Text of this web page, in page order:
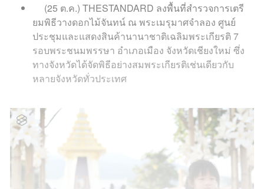
(25 ต.ค.) THESTANDARD ลงพื้นที่สำรวจการเตรี
ยมพิธีวางดอกไม้จันทน์ ณ พระเมรุมาศจำลอง ศูนย์
ประชุมและแสดงสินค้านานาชาติเฉลิมพระเกียรติ 7
รอบพระชนมพรรษา อำเภอเมือง จังหวัดเชียงใหม่ ซึ่ง
ทางจังหวัดได้จัดพิธีอย่างสมพระเกียรติเช่นเดียวกับ
หลายจังหวัดทั่วประเทศ